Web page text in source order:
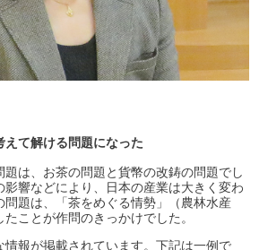
て解ける問題になった
は、お茶の問題と貨幣の改鋳の問題でし
影響などにより、日本の産業は大きく変わ
問題は、「茶をめぐる情勢」（農林水産
ことが作問のきっかけでした。
情報が掲載されています。下記は一例で